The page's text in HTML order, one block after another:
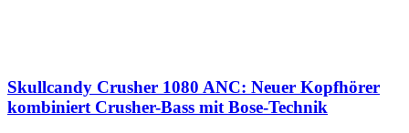
Skullcandy Crusher 1080 ANC: Neuer Kopfhörer
kombiniert Crusher-Bass mit Bose-Technik